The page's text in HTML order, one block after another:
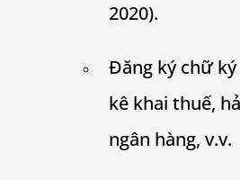
2020).
Đăng ký chữ ký
kê khai thuế,
ngân hàng, v.v.